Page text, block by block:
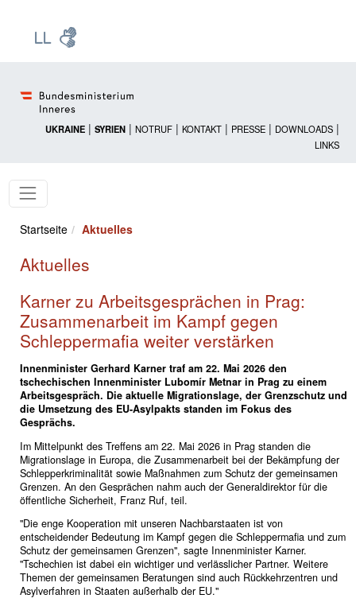
UKRAINE | SYRIEN | NOTRUF | KONTAKT | PRESSE | DOWNLOADS |
LINKS
Startseite Aktuelles
Aktuelles
Karner zu Arbeitsgesprächen in Prag:
Zusammenarbeit im Kampf gegen
Schleppermafia weiter verstärken
Innenminister Gerhard Karner traf am 22. Mai 2026 den
tschechischen Innenminister Lubomír Metnar in Prag zu einem
Arbeitsgespräch. Die aktuelle Migrationslage, der Grenzschutz und
die Umsetzung des EU-Asylpakts standen im Fokus des
Gesprächs.
Im Mittelpunkt des Treffens am 22. Mai 2026 in Prag standen die
Migrationslage in Europa, die Zusammenarbeit bei der Bekämpfung der
Schlepperkriminalität sowie Maßnahmen zum Schutz der gemeinsamen
Grenzen. An den Gesprächen nahm auch der Generaldirektor für die
öffentliche Sicherheit, Franz Ruf, teil.
"Die enge Kooperation mit unseren Nachbarstaaten ist von
entscheidender Bedeutung im Kampf gegen die Schleppermafia und zum
Schutz der gemeinsamen Grenzen", sagte Innenminister Karner.
"Tschechien ist dabei ein wichtiger und verlässlicher Partner. Weitere
Themen der gemeinsamen Beratungen sind auch Rückkehrzentren und
Asylverfahren in Staaten außerhalb der EU."